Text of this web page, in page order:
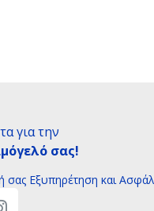
για την
σας!
σας Εξυπηρέτηση και